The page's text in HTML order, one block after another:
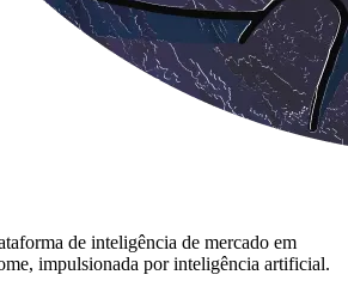
de inteligência de mercado em
impulsionada por inteligência artificial.